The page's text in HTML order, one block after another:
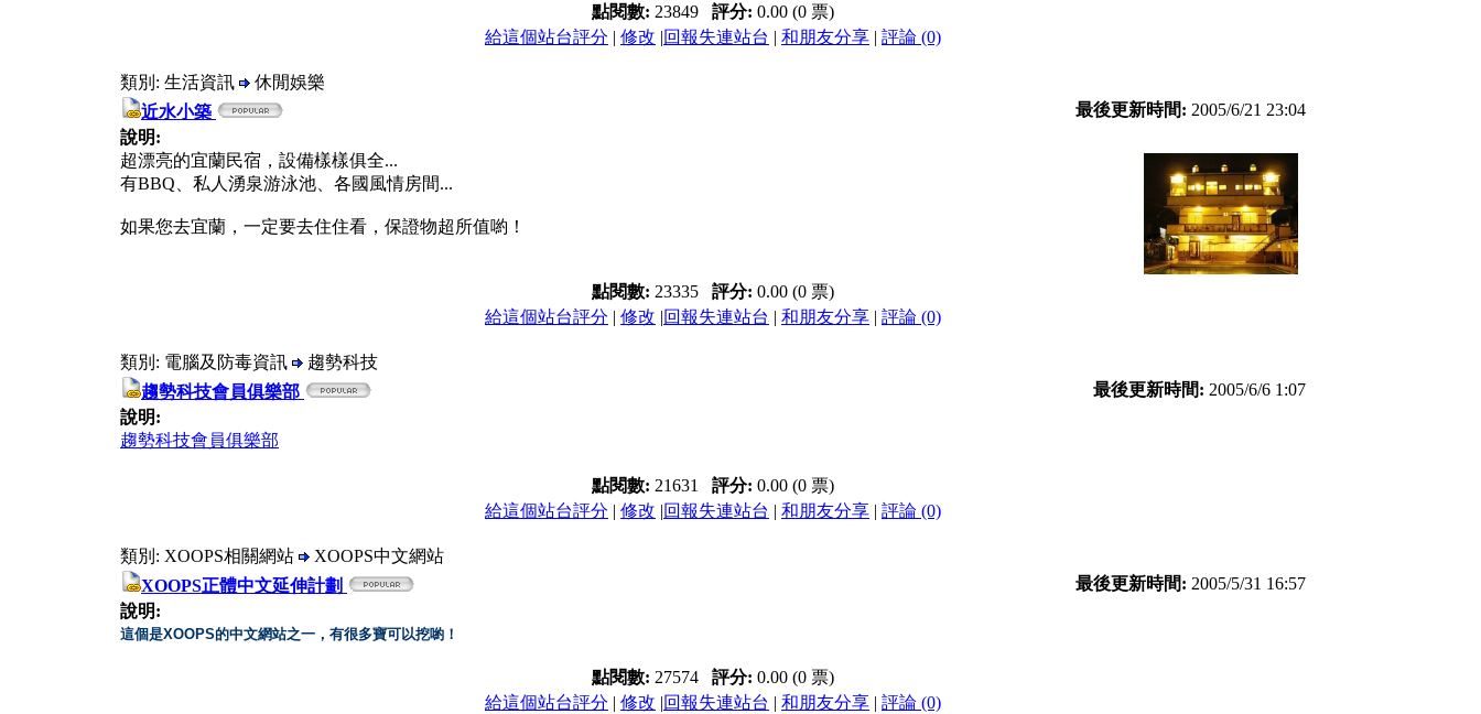
點閱數: 23849 評分: 0.00 (0 票)
給這個站台評分 | 修改 |回報失連站台 | 和朋友分享 | 評論 (0)
類別: 生活資訊
休閒娛樂
近水小築
最後更新時間: 2005/6/21 23:04
說明:
超漂亮的宜蘭民宿，設備樣樣俱全...
有BBQ、私人湧泉游泳池、各國風情房間...
如果您去宜蘭，一定要去住住看，保證物超所值喲！
點閱數: 23335 評分: 0.00 (0 票)
給這個站台評分 | 修改 |回報失連站台 | 和朋友分享 | 評論 (0)
類別: 電腦及防毒資訊
趨勢科技
趨勢科技會員俱樂部
最後更新時間: 2005/6/6 1:07
說明:
趨勢科技會員俱樂部
點閱數: 21631 評分: 0.00 (0 票)
給這個站台評分 | 修改 |回報失連站台 | 和朋友分享 | 評論 (0)
類別: XOOPS相關網站
XOOPS中文網站
XOOPS正體中文延伸計劃
最後更新時間: 2005/5/31 16:57
說明:
這個是XOOPS的中文網站之一，有很多寶可以挖喲！
點閱數: 27574 評分: 0.00 (0 票)
給這個站台評分 | 修改 |回報失連站台 | 和朋友分享 | 評論 (0)